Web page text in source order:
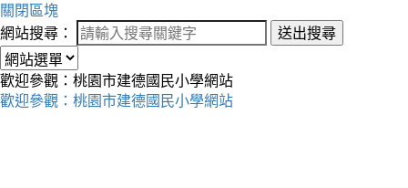
關閉區塊
網站搜尋：
送出搜尋
歡迎參觀：桃園市建德國民小學網站
歡迎參觀：桃園市建德國民小學網站